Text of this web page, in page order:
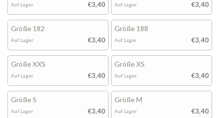
€3,40
Auf Lager €3,40
Auf Lager
Größe 182
€3,40
Auf Lager
Größe 188
€3,40
Auf Lager
Größe XXS
€3,40
Auf Lager
Größe XS
€3,40
Auf Lager
Größe S
€3,40
Auf Lager
Größe M
€3,40
Auf Lager